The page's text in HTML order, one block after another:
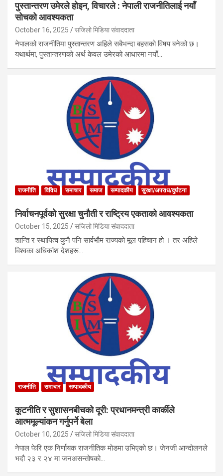
पुस्तान्तरण उमेरले होइन, विचारले : नेपाली राजनीतिलाई नयाँ
सोचको आवश्यकता
October 16, 2025 सजिलो मिडिया संवाददाता
नेपालको राजनीतिमा पुस्तान्तरण अहिले सबैभन्दा बहसको विषय बनेको छ।
यथार्थमा, पुस्तान्तरणको अर्थ केवल उमेरको आधारमा नयाँ…
राजनीति विविध समाचार समाज सम्पादकीय सुरक्षा/अपराध/दुर्घटना
निर्वाचनपूर्वको सुरक्षा चुनौती र राष्ट्रिय एकताको आवश्यकता
October 15, 2025 सजिलो मिडिया संवाददाता
शान्ति र स्थायित्व कुनै पनि सार्वभौम राज्यको मूल पहिचान हो । तर अहिले
विश्वका अधिकांश देशहरू…
राजनीति समाचार सम्पादकीय
कूटनीति र सुशासनबीचको दूरी: प्रधानमन्त्री कार्कीले
आत्ममूल्यांकन गर्नुपर्ने बेला
October 10, 2025 सजिलो मिडिया संवाददाता
नेपाल फेरि एक निर्णायक राजनीतिक मोडमा उभिएको छ। जेनजी आन्दोलनले
भदौ २३ र २४ मा जनअसन्तोषको…